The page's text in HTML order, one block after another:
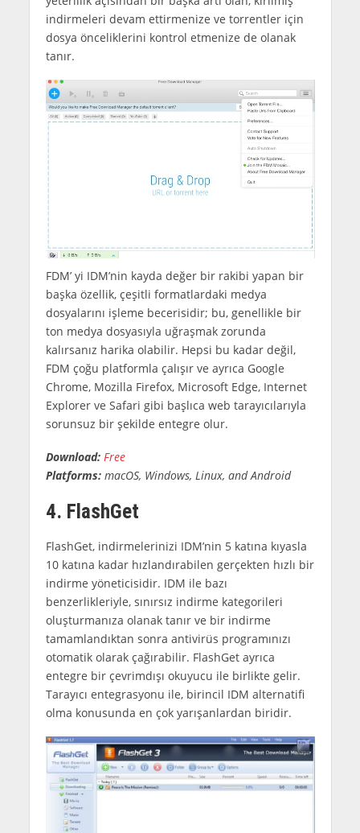
indirmeleri devam ettirmenize ve torrentler için
dosya önceliklerini kontrol etmenize de olanak
tanır.
FDM’ yi IDM’nin kayda değer bir rakibi yapan bir
başka özellik, çeşitli formatlardaki medya
dosyalarını işleme becerisidir; bu, genellikle bir
ton medya dosyasıyla uğraşmak zorunda
kalırsanız harika olabilir. Hepsi bu kadar değil,
FDM çoğu platformla çalışır ve ayrıca Google
Chrome, Mozilla Firefox, Microsoft Edge, Internet
Explorer ve Safari gibi başlıca web tarayıcılarıyla
sorunsuz bir şekilde entegre olur.
Download: Free
Platforms: macOS, Windows, Linux, and Android
4. FlashGet
FlashGet, indirmelerinizi IDM’nin 5 katına kıyasla
10 katına kadar hızlandırabilen gerçekten hızlı bir
indirme yöneticisidir. IDM ile bazı
benzerlikleriyle, sınırsız indirme kategorileri
oluşturmanıza olanak tanır ve bir indirme
tamamlandıktan sonra antivirüs programınızı
otomatik olarak çağırabilir. FlashGet ayrıca
entegre bir çevrimdışı okuyucu ile birlikte gelir.
Tarayıcı entegrasyonu ile, birincil IDM alternatifi
olma konusunda en çok yarışanlardan biridir.